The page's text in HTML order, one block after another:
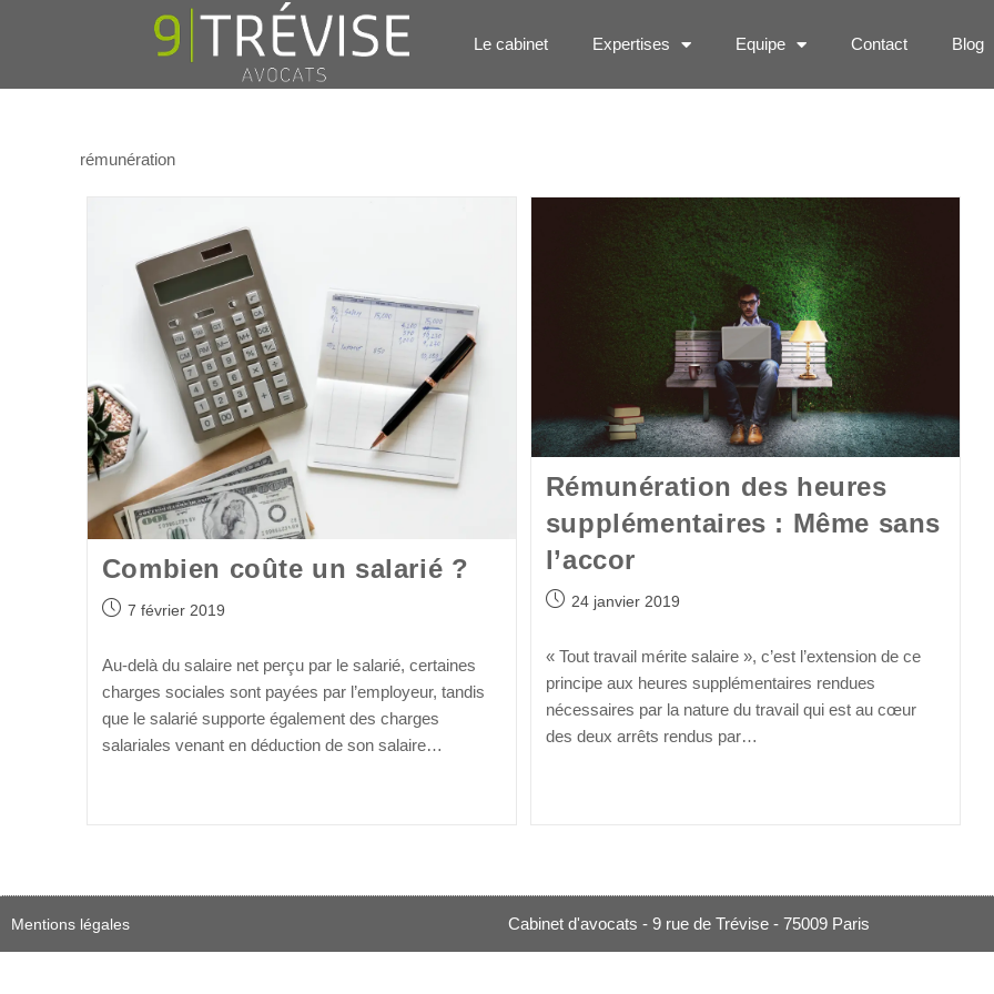
Le cabinet Expertises Equipe Contact Blog
rémunération
Combien coûte un salarié ?
7 février 2019
Au-delà du salaire net perçu par le salarié, certaines
charges sociales sont payées par l’employeur, tandis
que le salarié supporte également des charges
salariales venant en déduction de son salaire…
Rémunération des heures
supplémentaires : Même sans
l’accor
24 janvier 2019
« Tout travail mérite salaire », c’est l’extension de ce
principe aux heures supplémentaires rendues
nécessaires par la nature du travail qui est au cœur
des deux arrêts rendus par…
Mentions légales Cabinet d'avocats - 9 rue de Trévise - 75009 Paris